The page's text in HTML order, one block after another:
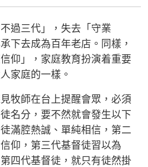
三代」，失去「守業
下去成為百年老店。同樣，
仰」，家庭教育扮演着重要
家庭的一樣。
師在台上提醒會眾，必須
名分，要不然就會發生以下
滿腔熱誠、單純相信，第二
仰，第三代基督徒習以為
四代基督徒，就只有徒然掛